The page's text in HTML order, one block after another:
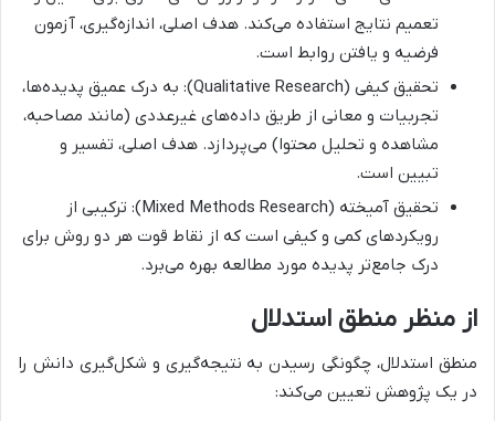
تعمیم نتایج استفاده می‌کند. هدف اصلی، اندازه‌گیری، آزمون
فرضیه و یافتن روابط است.
تحقیق کیفی (Qualitative Research): به درک عمیق پدیده‌ها،
تجربیات و معانی از طریق داده‌های غیرعددی (مانند مصاحبه،
مشاهده و تحلیل محتوا) می‌پردازد. هدف اصلی، تفسیر و
تبیین است.
تحقیق آمیخته (Mixed Methods Research): ترکیبی از
رویکردهای کمی و کیفی است که از نقاط قوت هر دو روش برای
درک جامع‌تر پدیده مورد مطالعه بهره می‌برد.
از منظر منطق استدلال
منطق استدلال، چگونگی رسیدن به نتیجه‌گیری و شکل‌گیری دانش را
در یک پژوهش تعیین می‌کند: